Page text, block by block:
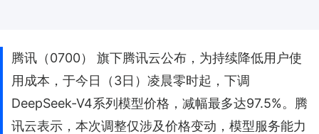
腾讯（0700） 旗下腾讯云公布，为持续降低用户使
用成本，于今日（3日）凌晨零时起，下调
DeepSeek-V4系列模型价格，减幅最多达97.5%。腾
讯云表示，本次调整仅涉及价格变动，模型服务能力